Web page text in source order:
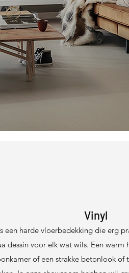
Vinyl
een harde vloerbedekking die erg
dessin voor elk wat wils. Een warm
of een strakke betonlook of